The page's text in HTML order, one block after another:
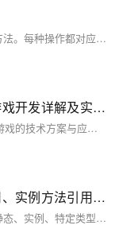
以上总结了Java `String` 类最常见和重要功能性方法。每种操作都对应着日常编程任务，并且理解每种操作如何影响及处理 `Strings` 对于任何使用 Java 的开发者来说都至关重要。
Java 项目实战数字华容道与石头迷阵游戏开发详解及实战方法
本文介绍了使用Java实现数字华容道和石头迷阵游戏的技术方案与应用实例，涵盖GUI界面设计、二维数组操作、游戏逻辑控制及自动解法算法（如A*），适合Java开发者学习游戏开发技巧。
Java 函数式编程全解析：静态方法引用、实例方法引用、特定类型方法引用与构造器引用实战教程
本文介绍Java 8函数式编程中的四种方法引用：静态、实例、特定类型及构造器引用，通过简洁示例演示其用法，帮助开发者提升代码可读性与简洁性。